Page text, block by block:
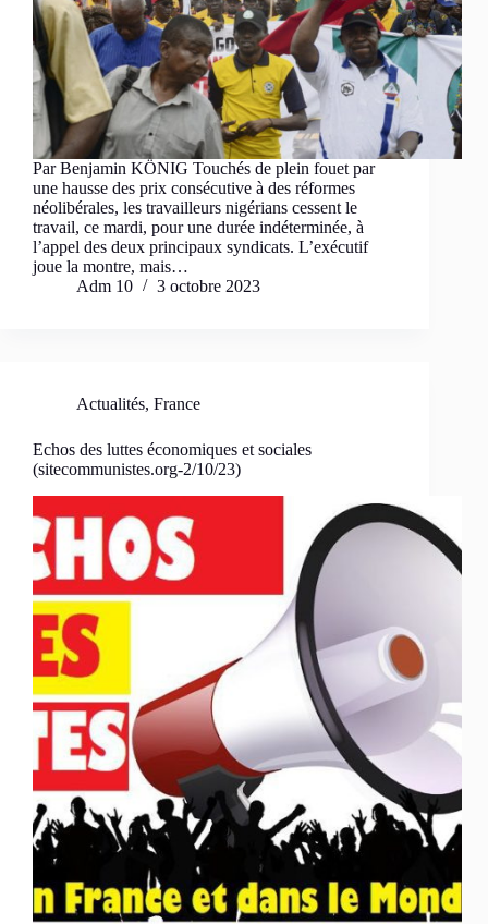
Par Benjamin KÖNIG Touchés de plein fouet par
une hausse des prix consécutive à des réformes
néolibérales, les travailleurs nigérians cessent le
travail, ce mardi, pour une durée indéterminée, à
l’appel des deux principaux syndicats. L’exécutif
joue la montre, mais…
Adm 10
3 octobre 2023
Actualités, France
Echos des luttes économiques et sociales
(sitecommunistes.org-2/10/23)